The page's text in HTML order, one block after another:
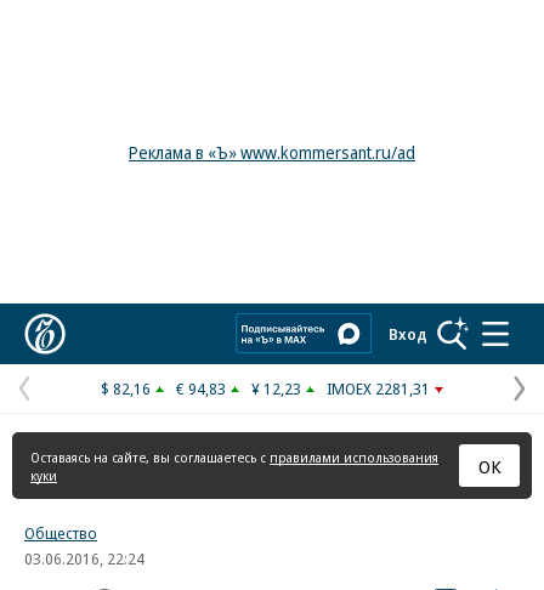
Реклама в «Ъ» www.kommersant.ru/ad
Вход
Предыдущая
страница
$ 82,16 € 94,83 ¥ 12,23 IMOEX 2281,31
Оставаясь на сайте, вы соглашаетесь с правилами использования
куки
ОК
Общество
03.06.2016, 22:24